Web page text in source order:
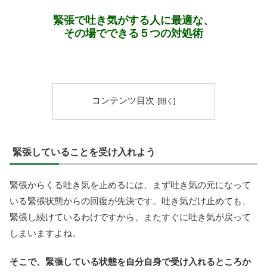
緊張で吐き気がする人に最適な、
その場でできる５つの対処術
コンテンツ目次
緊張していることを受け入れよう
緊張からくる吐き気を止めるには、まず吐き気の元になって
いる緊張状態からの回復が先決です。吐き気だけ止めても、
緊張し続けているわけですから、またすぐに吐き気が戻って
しまいますよね。
そこで、緊張している状態を自分自身で受け入れるところか